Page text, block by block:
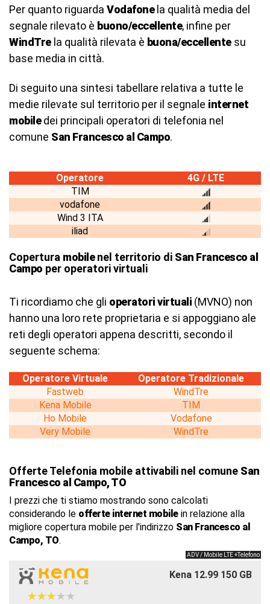
Per quanto riguarda Vodafonela qualità media del
segnale rilevato è buono/eccellente, infine per
WindTrela qualità rilevata è buona/eccellentesu
base media in città.
Di seguito una sintesi tabellare relativa a tutte le
medie rilevate sul territorio per il segnale internet
mobiledei principali operatori di telefonia nel
comune San Francesco al Campo.
Operatore
4G / LTE
TIM
vodafone
Wind 3 ITA
iliad
Copertura mobilenel territorio di San Francesco al
Campo per operatori virtuali
Ti ricordiamo che gli operatori virtuali (MVNO) non
hanno una loro rete proprietaria e si appoggiano ale
reti degli operatori appena descritti, secondo il
seguente schema:
Operatore Virtuale
Operatore Tradizionale
Fastweb
WindTre
Kena Mobile
TIM
Ho Mobile
Vodafone
Very Mobile
WindTre
Offerte Telefonia mobile attivabili nel comune San
Francesco al Campo, TO
I prezzi che ti stiamo mostrando sono calcolati
considerando le offerte internet mobilein relazione alla
migliore copertura mobile per l'indirizzo San Francesco al
Campo, TO.
ADV / Mobile LTE +Telefono
Kena 12.99 150 GB
★★★★★
★★★★★